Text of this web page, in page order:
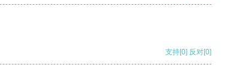
支持[0] 反对[0]